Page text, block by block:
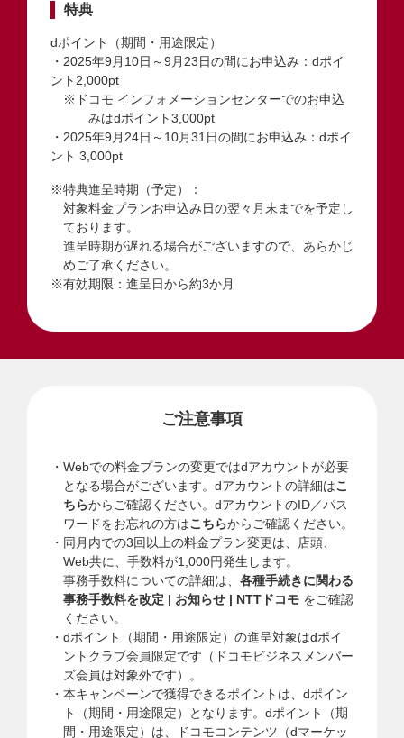
特典
dポイント（期間・用途限定）
・2025年9月10日～9月23日の間にお申込み：dポイ
ント2,000pt
※ドコモ インフォメーションセンターでのお申込
みはdポイント3,000pt
・2025年9月24日～10月31日の間にお申込み：dポイ
ント 3,000pt
※特典進呈時期（予定）：
対象料金プランお申込み日の翌々月末までを予定し
ております。
進呈時期が遅れる場合がございますので、あらかじ
めご了承ください。
※有効期限：進呈日から約3か月
ご注意事項
Webでの料金プランの変更ではdアカウントが必要
となる場合がございます。dアカウントの詳細はこ
ちらからご確認ください。dアカウントのID／パス
ワードをお忘れの方はこちらからご確認ください。
同月内での3回以上の料金プラン変更は、店頭、
Web共に、手数料が1,000円発生します。
事務手数料についての詳細は、 各種手続きに関わる
事務手数料を改定 | お知らせ | NTTドコモ をご確認
ください。
dポイント（期間・用途限定）の進呈対象はdポイ
ントクラブ会員限定です（ドコモビジネスメンバー
ズ会員は対象外です）。
本キャンペーンで獲得できるポイントは、dポイン
ト（期間・用途限定）となります。dポイント（期
間・用途限定）は、ドコモコンテンツ（dマーケッ